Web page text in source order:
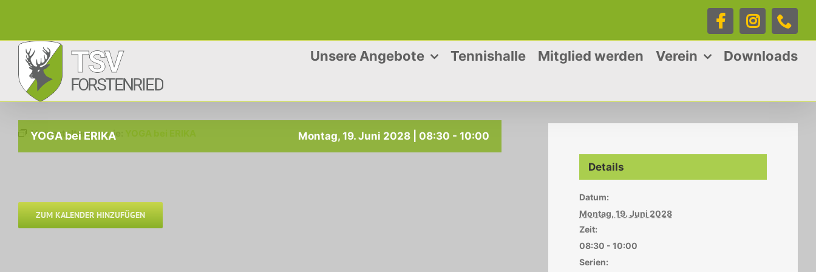
springen
Facebook
Unsere Angebote Tennishalle Mitglied werden Verein Downloads
Veranstaltungsserie: YOGA bei ERIKA
YOGA bei ERIKA Montag, 19. Juni 2028 | 08:30 -10:00
ZUM KALENDER HINZUFÜGEN
Details
Datum:
Montag, 19. Juni 2028
Zeit:
08:30 - 10:00
Serien: